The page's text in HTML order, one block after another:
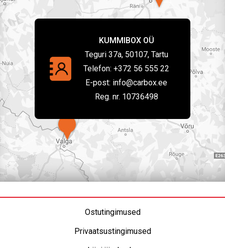
KUMMIBOX OÜ
Teguri 37a, 50107, Tartu
Telefon: +372 56 555 22
E-post: info@carbox.ee
Reg. nr. 10736498
Ostutingimused
Privaatsustingimused